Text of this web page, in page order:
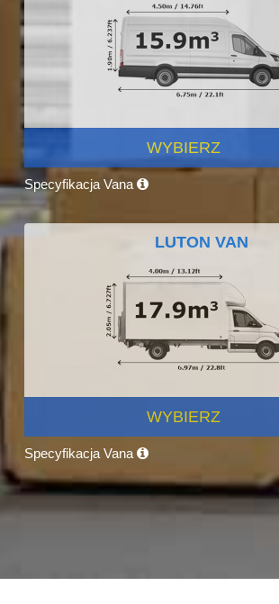
WYBIERZ
Specyfikacja Vana
LUTON VAN
WYBIERZ
Specyfikacja Vana